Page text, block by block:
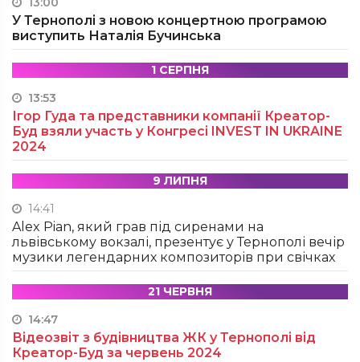
У Тернополі з новою концертною програмою
виступить Наталія Бучинська
1 СЕРПНЯ
13:53
Ігор Гуда та представники компанії Креатор-
Буд взяли участь у Конгресі INVEST IN UKRAINE
2024
9 ЛИПНЯ
14:41
Alex Pian, який грав під сиренами на
львівському вокзалі, презентує у Тернополі вечір
музики легендарних композиторів при свічках
21 ЧЕРВНЯ
14:47
Відеозвіт з будівництва ЖК у Тернополі від
Креатор-Буд за червень 2024